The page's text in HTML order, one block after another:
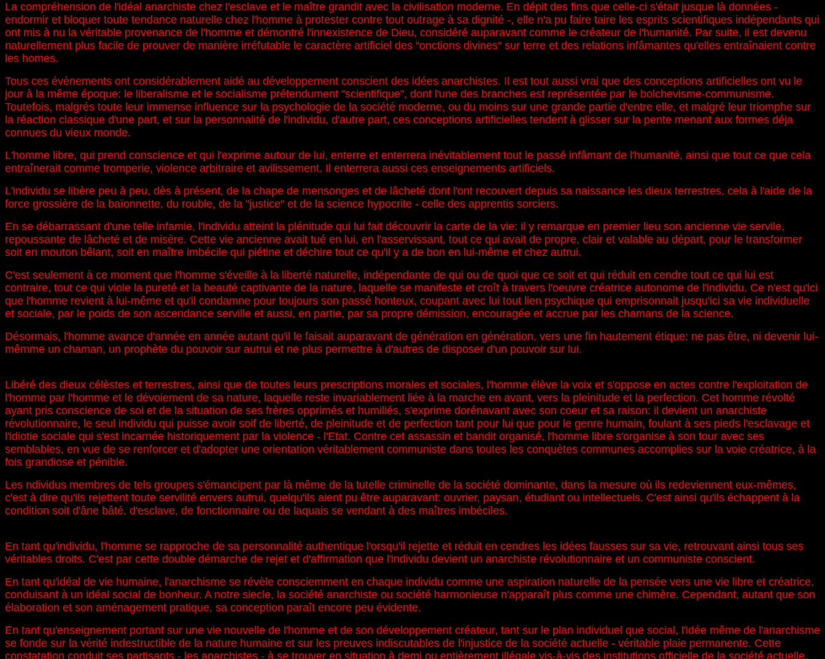
La compréhension de l'idéal anarchiste chez l'esclave et le maître grandit avec la civilisation moderne. En dépit des fins que celle-ci s'était jusque là données -
endormir et bloquer toute tendance naturelle chez l'homme à protester contre tout outrage à sa dignité -, elle n'a pu faire taire les esprits scientifiques indépendants qui
ont mis à nu la véritable provenance de l'homme et démontré l'innexistence de Dieu, considéré auparavant comme le créateur de l'humanité. Par suite, il est devenu
naturellement plus facile de prouver de manière irréfutable le caractère artificiel des "onctions divines" sur terre et des relations infâmantes qu'elles entraînaient contre
les homes.
Tous ces évènements ont considérablement aidé au développement conscient des idées anarchistes. Il est tout aussi vrai que des conceptions artificielles ont vu le
jour à la même époque: le liberalisme et le socialisme prétendument "scientifique", dont l'une des branches est représentée par le bolchevisme-communisme.
Toutefois, malgrés toute leur immense influence sur la psychologie de la société moderne, ou du moins sur une grande partie d'entre elle, et malgré leur triomphe sur
la réaction classique d'une part, et sur la personnalité de l'individu, d'autre part, ces conceptions artificielles tendent à glisser sur la pente menant aux formes déja
connues du vieux monde.
L'homme libre, qui prend conscience et qui l'exprime autour de lui, enterre et enterrera inévitablement tout le passé infâmant de l'humanité, ainsi que tout ce que cela
entraînerait comme tromperie, violence arbitraire et avilissement. Il enterrera aussi ces enseignements artificiels.
L'individu se libère peu à peu, dès à présent, de la chape de mensonges et de lâcheté dont l'ont recouvert depuis sa naissance les dieux terrestres, cela à l'aide de la
force grossière de la baïonnette, du rouble, de la "justice" et de la science hypocrite - celle des apprentis sorciers.
En se débarrassant d'une telle infamie, l'individu atteint la plénitude qui lui fait découvrir la carte de la vie: il y remarque en premier lieu son ancienne vie servile,
repoussante de lâcheté et de misère. Cette vie ancienne avait tué en lui, en l'asservissant, tout ce qui avait de propre, clair et valable au départ, pour le transformer
soit en mouton bêlant, soit en maître imbécile qui piétine et déchire tout ce qu'il y a de bon en lui-même et chez autrui.
C'est seulement à ce moment que l'homme s'éveille à la liberté naturelle, indépendante de qui ou de quoi que ce soit et qui réduit en cendre tout ce qui lui est
contraire, tout ce qui viole la pureté et la beauté captivante de la nature, laquelle se manifeste et croît à travers l'oeuvre créatrice autonome de l'individu. Ce n'est qu'ici
que l'homme revient à lui-même et qu'il condamne pour toujours son passé honteux, coupant avec lui tout lien psychique qui emprisonnait jusqu'ici sa vie individuelle
et sociale, par le poids de son ascendance serville et aussi, en partie, par sa propre démission, encouragée et accrue par les chamans de la science.
Désormais, l'homme avance d'année en année autant qu'il le faisait auparavant de génération en génération, vers une fin hautement étique: ne pas être, ni devenir lui-
mêmme un chaman, un prophète du pouvoir sur autrui et ne plus permettre à d'autres de disposer d'un pouvoir sur lui.
Libéré des dieux célèstes et terrestres, ainsi que de toutes leurs prescriptions morales et sociales, l'homme élève la voix et s'oppose en actes contre l'exploitation de
l'homme par l'homme et le dévoiement de sa nature, laquelle reste invariablement liée à la marche en avant, vers la pleinitude et la perfection. Cet homme révolté
ayant pris conscience de soi et de la situation de ses frères opprimés et humiliés, s'exprime dorénavant avec son coeur et sa raison: il devient un anarchiste
révolutionnaire, le seul individu qui puisse avoir soif de liberté, de pleinitude et de perfection tant pour lui que pour le genre humain, foulant à ses pieds l'esclavage et
l'idiotie sociale qui s'est incarnée historiquement par la violence - l'Etat. Contre cet assassin et bandit organisé, l'homme libre s'organise à son tour avec ses
semblables, en vue de se renforcer et d'adopter une orientation véritablement communiste dans toutes les conquètes communes accomplies sur la voie créatrice, à la
fois grandiose et pénible.
Les ndividus membres de tels groupes s'émancipent par là même de la tutelle criminelle de la société dominante, dans la mesure où ils redeviennent eux-mêmes,
c'est à dire qu'ils rejettent toute servilité envers autrui, quelqu'ils aient pu être auparavant: ouvrier, paysan, étudiant ou intellectuels. C'est ainsi qu'ils échappent à la
condition soit d'âne bâté, d'esclave, de fonctionnaire ou de laquais se vendant à des maîtres imbéciles.
En tant qu'individu, l'homme se rapproche de sa personnalité authentique l'orsqu'il rejette et réduit en cendres les idées fausses sur sa vie, retrouvant ainsi tous ses
véritables droits. C'est par cette double démarche de rejet et d'affirmation que l'individu devient un anarchiste révolutionnaire et un communiste conscient.
En tant qu'idéal de vie humaine, l'anarchisme se révèle consciemment en chaque individu comme une aspiration naturelle de la pensée vers une vie libre et créatrice,
conduisant à un idéal social de bonheur. A notre siecle, la société anarchiste ou société harmonieuse n'apparaît plus comme une chimère. Cependant, autant que son
élaboration et son aménagement pratique, sa conception paraît encore peu évidente.
En tant qu'enseignement portant sur une vie nouvelle de l'homme et de son développement créateur, tant sur le plan individuel que social, l'idée même de l'anarchisme
se fonde sur la vérité indestructible de la nature humaine et sur les preuves indiscutables de l'injustice de la société actuelle - véritable plaie permanente. Cette
constatation conduit ses partisants - les anarchistes - à se trouver en situation à demi ou entièrement illégale vis-à-vis des institutions officielle de la société actuelle.